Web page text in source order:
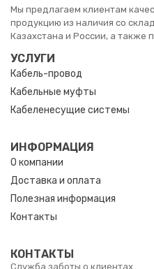
Мы предлагаем клиентам
продукцию из наличия со
Казахстана и России, а также
УСЛУГИ
Кабель-провод
Кабельные муфты
Кабеленесущие системы
ИНФОРМАЦИЯ
О компании
Доставка и оплата
Полезная информация
Контакты
КОНТАКТЫ
Служба заботы о клиентах